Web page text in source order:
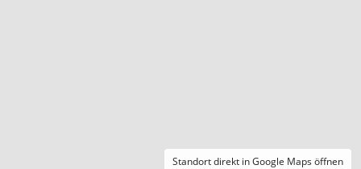
Standort direkt in Google Maps öffnen